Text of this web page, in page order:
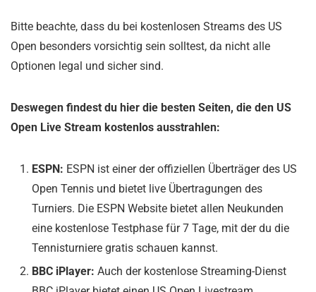
Bitte beachte, dass du bei kostenlosen Streams des US
Open besonders vorsichtig sein solltest, da nicht alle
Optionen legal und sicher sind.
Deswegen findest du hier die besten Seiten, die den US
Open Live Stream kostenlos ausstrahlen:
ESPN: ESPN ist einer der offiziellen Überträger des US
Open Tennis und bietet live Übertragungen des
Turniers. Die ESPN Website bietet allen Neukunden
eine kostenlose Testphase für 7 Tage, mit der du die
Tennisturniere gratis schauen kannst.
BBC iPlayer: Auch der kostenlose Streaming-Dienst